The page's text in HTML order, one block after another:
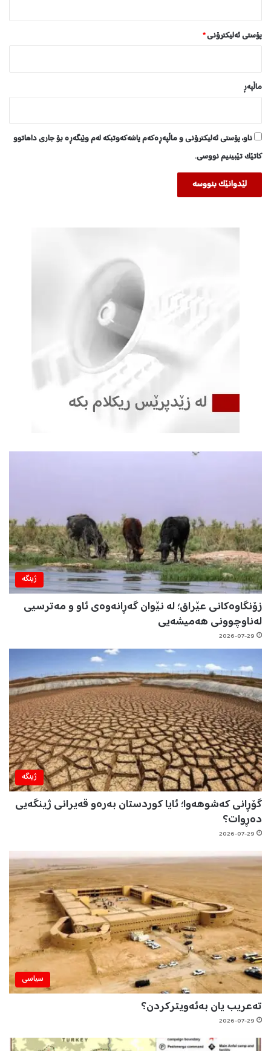
پۆستی ئەلیکترۆنی*
ماڵپه‌ڕ
ناو، پۆستی ئەلیکترۆنی و ماڵپەڕەکەم پاشەکەوتبکە لەم وێبگەڕە بۆ جاری داهاتوو
کاتێک تێبینیم نووسی.
ژینگه‌
زۆنگاوەکانی عێراق؛ لە نێوان گەڕانەوەی ئاو و مەترسیی
لەناوچوونی هەمیشەیی
2026-07-29
ژینگه‌
گۆڕانی کەشوهەوا؛ ئایا کوردستان بەرەو قەیرانی ژینگەیی
دەڕوات؟
2026-07-29
سیاسی
تەعریب یان بەئەویترکردن؟
2026-07-29